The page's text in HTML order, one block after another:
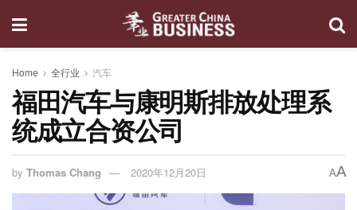
Home 全行业 汽车
福田汽车与康明斯排放处理系
统成立合资公司
by Thomas Chang 2020年12月20日 AA